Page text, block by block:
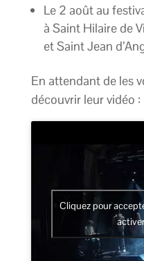
Le 2 août au
à Saint Hilaire de
et Saint Jean
En attendant de les
découvrir leur vidéo :
Cliquez pour